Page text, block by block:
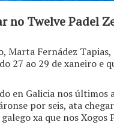
Twelve Padel
Marta Fernádez
27 ao 29 de xaneiro e
en Galicia nos últimos
por seis, ata
xa que nos Xogos